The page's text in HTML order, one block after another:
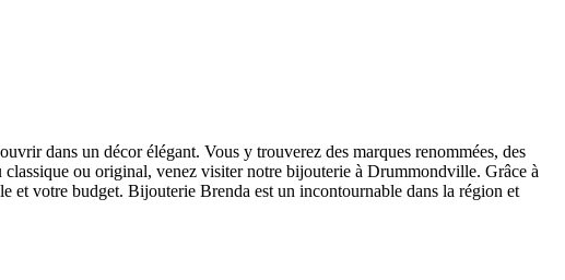
dans un décor élégant. Vous y trouverez des marques renommées, des
ou original, venez visiter notre bijouterie à Drummondville. Grâce à
et votre budget. Bijouterie Brenda est un incontournable dans la région et